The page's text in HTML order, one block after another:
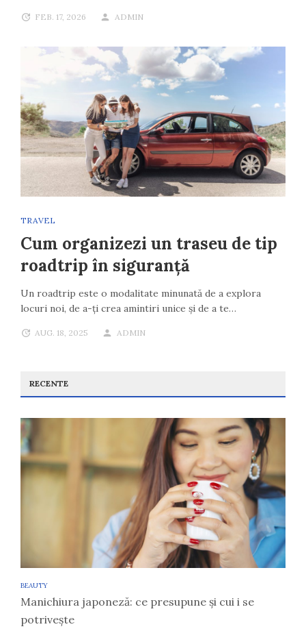
FEB. 17, 2026 ADMIN
TRAVEL
Cum organizezi un traseu de tip
roadtrip în siguranță
Un roadtrip este o modalitate minunată de a explora
locuri noi, de a-ți crea amintiri unice și de a te…
AUG. 18, 2025 ADMIN
RECENTE
BEAUTY
Manichiura japoneză: ce presupune și cui i se
potrivește